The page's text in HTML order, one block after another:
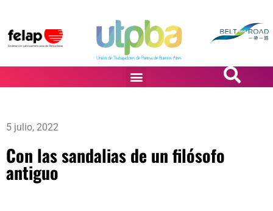
5 julio, 2022
Con las sandalias de un filósofo
antiguo